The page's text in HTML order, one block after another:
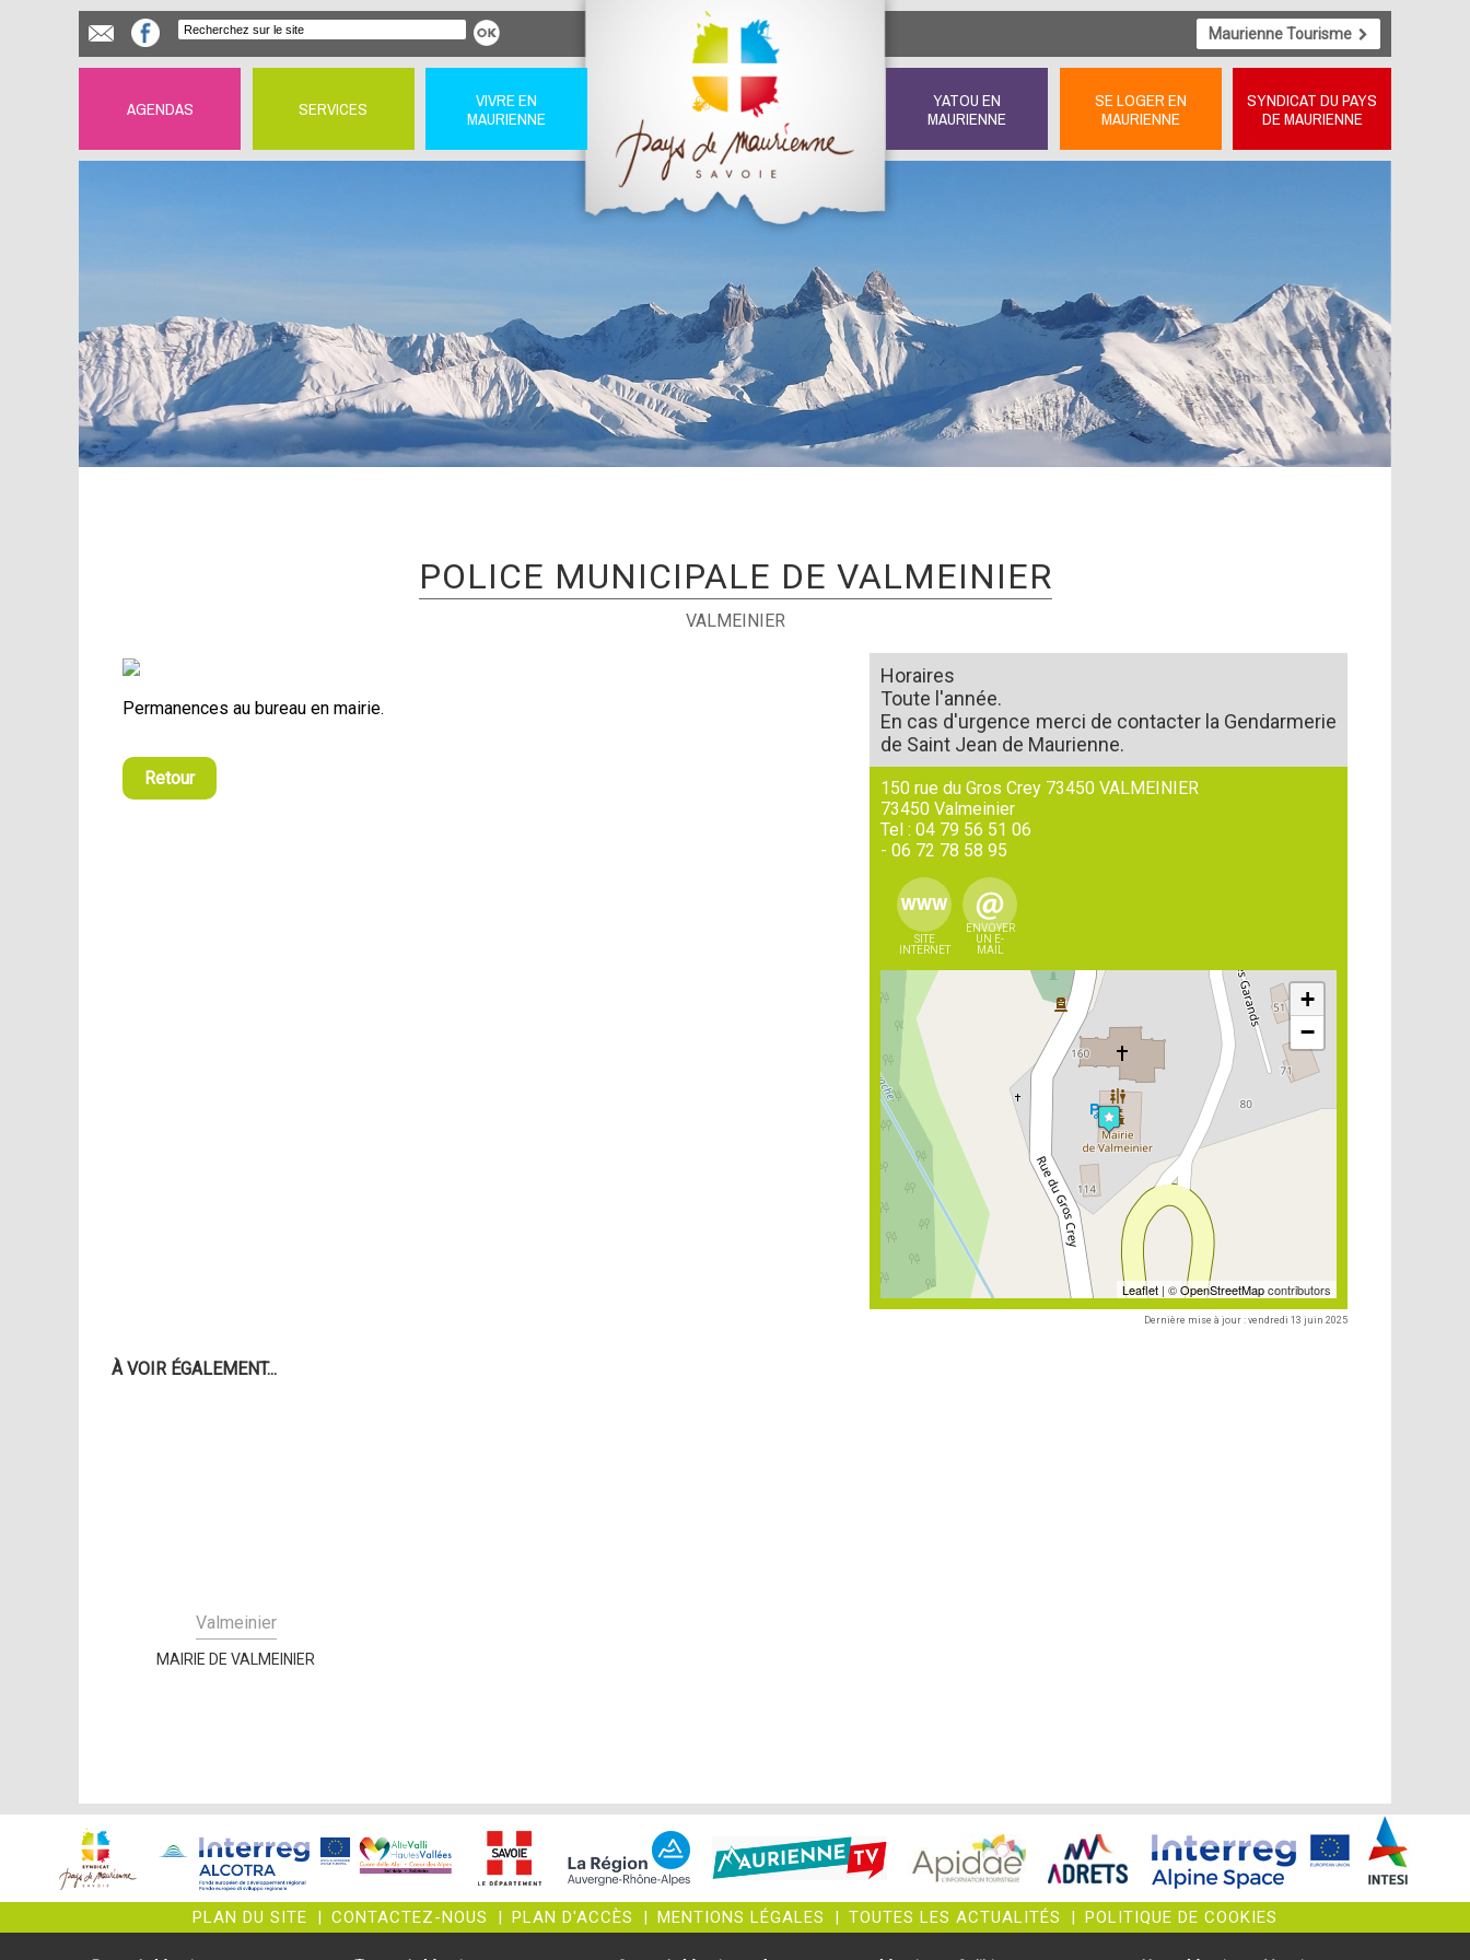
Maurienne Tourisme
AGENDAS SERVICES
VIVRE EN
MAURIENNE
YATOU EN
MAURIENNE
SE LOGER EN
MAURIENNE
SYNDICAT DU PAYS
DE MAURIENNE
POLICE MUNICIPALE DE VALMEINIER
VALMEINIER
Permanences au bureau en mairie.
Retour
Horaires
Toute l'année.
En cas d'urgence merci de contacter la Gendarmerie
de Saint Jean de Maurienne.
150 rue du Gros Crey 73450 VALMEINIER
73450 Valmeinier
Tel : 04 79 56 51 06
-06 72 78 58 95
SITE
INTERNET
ENVOYER
UN E-
MAIL
+
−
Leaflet| ©OpenStreetMapcontributors
Dernière mise à jour : vendredi 13 juin 2025
À VOIR ÉGALEMENT...
Valmeinier
MAIRIE DE VALMEINIER
PLAN DU SITE CONTACTEZ-NOUS PLAN D'ACCÈS MENTIONS LÉGALES TOUTES LES ACTUALITÉS POLITIQUE DE COOKIES